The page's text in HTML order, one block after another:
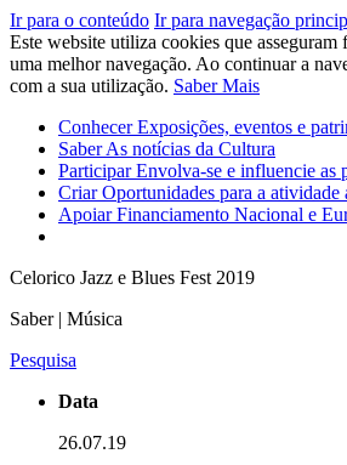
Ir para o conteúdo Ir para navegação
Este website utiliza cookies que asseguram
uma melhor navegação. Ao continuar a
com a sua utilização. Saber Mais
ConhecerExposições, eventos e
SaberAs notícias da Cultura
ParticiparEnvolva-se e influencie as
CriarOportunidades para a atividade
ApoiarFinanciamento Nacional e
Celorico Jazz e Blues Fest 2019
Saber | Música
Pesquisa
Data
26.07.19